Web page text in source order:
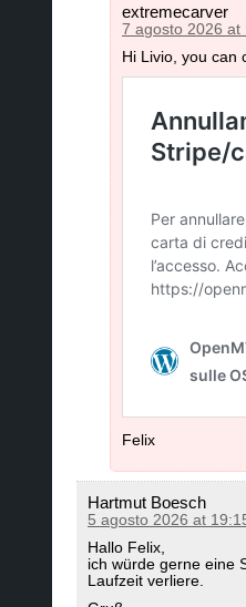
extremecarver
7 agosto 2026 at
Hi Livio, you can
Felix
Hartmut Boesch
5 agosto 2026 at
Hallo Felix,
ich würde gerne eine
Laufzeit verliere.